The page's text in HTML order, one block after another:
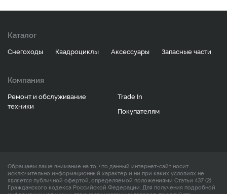
Каталог
Снегоходы Квадроциклы Аксессуары Запасные части
Компания
Ремонт и обслуживание
техники
Trade In
Покупателям
Обращаем ваше внимание на то, что данный интернет-сайт носит
исключительно информационный характер и ни при каких условиях не
является публичной офертой, определяемой положениями Статьи 437 (2)
Гражданского кодекса Российской Федерации. Для получения подробной